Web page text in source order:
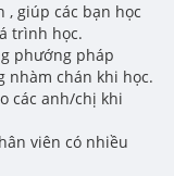
giúp các bạn học
trình học.
phướng pháp
nhàm chán khi học.
các anh/chị khi
viên có nhiều